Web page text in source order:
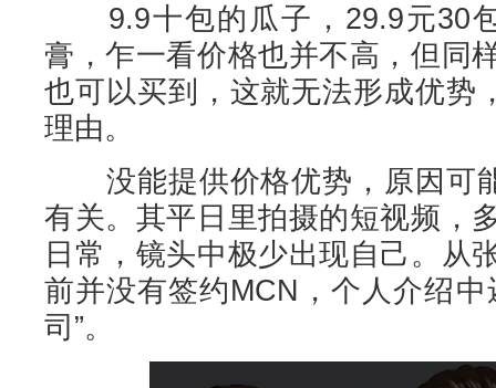
9.9十包的瓜子，29.9元30
膏，乍一看价格也并不高，但同
也可以买到，这就无法形成优势
理由。
没能提供价格优势，原因可能
有关。其平日里拍摄的短视频，
日常，镜头中极少出现自己。从
前并没有签约MCN，个人介绍
司”。